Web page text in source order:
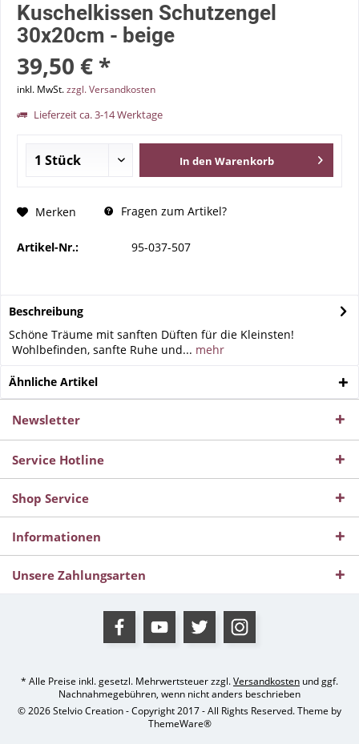
Kuschelkissen Schutzengel
30x20cm - beige
39,50 € *
inkl. MwSt.zzgl. Versandkosten
Lieferzeit ca. 3-14 Werktage
In den Warenkorb
Merken Fragen zum Artikel?
Artikel-Nr.: 95-037-507
Beschreibung
Schöne Träume mit sanften Düften für die Kleinsten!
Wohlbefinden, sanfte Ruhe und... mehr
Ähnliche Artikel
Newsletter
Service Hotline
Shop Service
Informationen
Unsere Zahlungsarten
* Alle Preise inkl. gesetzl. Mehrwertsteuer zzgl.Versandkosten und ggf.
Nachnahmegebühren, wenn nicht anders beschrieben
© 2026 Stelvio Creation - Copyright 2017 - All Rights Reserved. Theme by
ThemeWare®